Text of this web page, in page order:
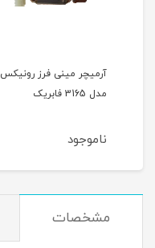
آرمیچر مینی فرز رونیکس
مدل 3165 فابریک
ناموجود
مشخصات